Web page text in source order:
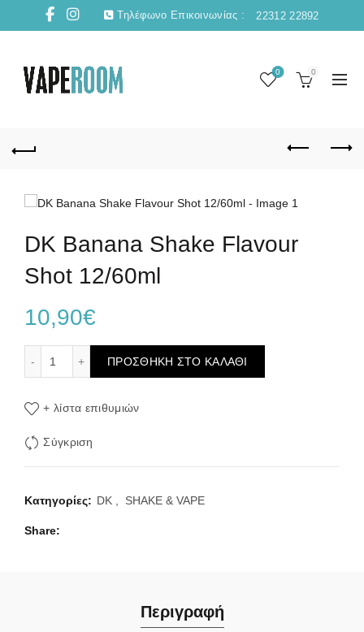
Τηλέφωνο Επικοινωνίας : 22312 22892
0 0
DK Banana Shake Flavour
Shot 12/60ml
10,90€
ΠΡΟΣΘΉΚΗ ΣΤΟ ΚΑΛΆΘΙ
+ λίστα επιθυμιών
Σύγκριση
Κατηγορίες: DK , SHAKE & VAPE
Share
Περιγραφή